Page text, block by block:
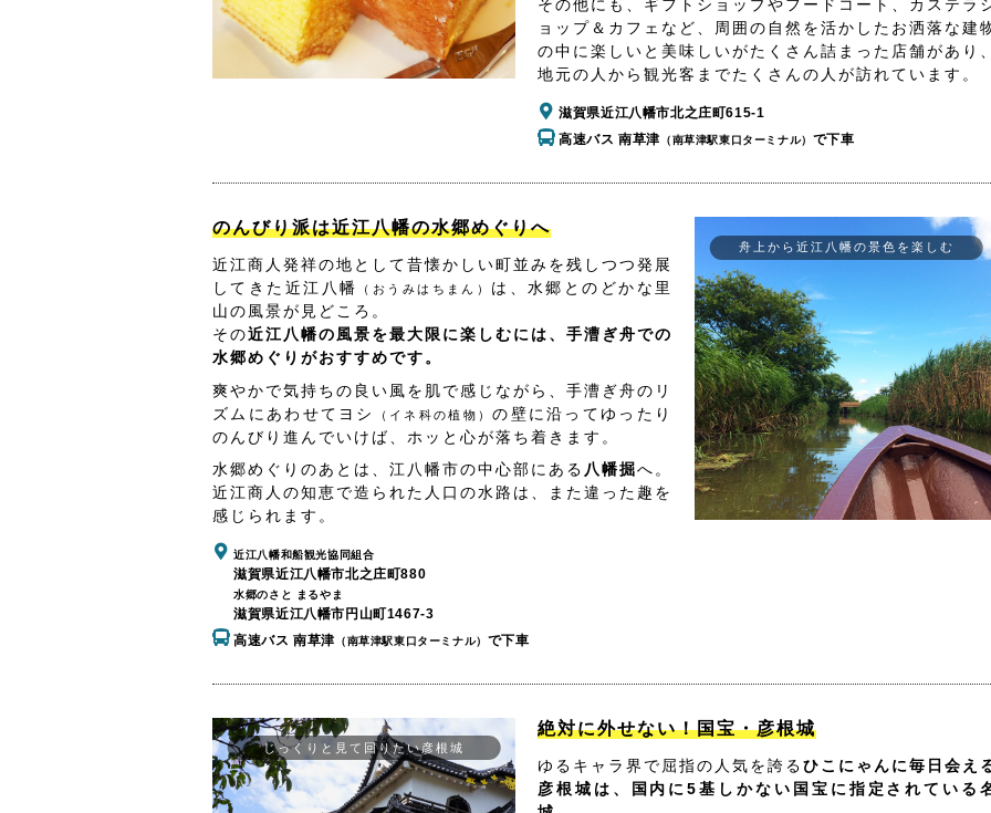
その他にも、ギフトショップやフードコート、カステラ
ョップ＆カフェなど、周囲の自然を活かしたお洒落な建
の中に楽しいと美味しいがたくさん詰まった店舗があり
地元の人から観光客までたくさんの人が訪れています。
滋賀県近江八幡市北之庄町615-1
高速バス 南草津 （南草津駅東口ターミナル） で下車
のんびり派は近江八幡の水郷めぐりへ
近江商人発祥の地として昔懐かしい町並みを残しつつ発展
してきた近江八幡
（おうみはちまん） は、水郷とのどかな里
山の風景が見どころ。
その近江八幡の風景を最大限に楽しむには、手漕ぎ舟での
水郷めぐりがおすすめです。
爽やかで気持ちの良い風を肌で感じながら、手漕ぎ舟のリ
ズムにあわせてヨシ
（イネ科の植物）の壁に沿ってゆったり
のんびり進んでいけば、ホッと心が落ち着きます。
水郷めぐりのあとは、江八幡市の中心部にある 八幡掘へ。
近江商人の知恵で造られた人口の水路は、また違った趣を
感じられます。
近江八幡和船観光協同組合
滋賀県近江八幡市北之庄町880
水郷のさと まるやま
滋賀県近江八幡市円山町1467-3
高速バス 南草津 （南草津駅東口ターミナル） で下車
舟上から近江八幡の景色を楽しむ
じっくりと見て回りたい彦根城
絶対に外せない！国宝・彦根城
ゆるキャラ界で屈指の人気を誇るひこにゃんに毎日会え
彦根城は、国内に5基しかない国宝に指定されている